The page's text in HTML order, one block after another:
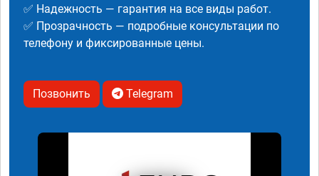
✅ Надежность — гарантия на все виды работ.
✅ Прозрачность — подробные консультации по
телефону и фиксированные цены.
Позвонить Telegram